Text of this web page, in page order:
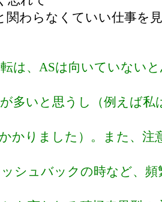
関わらなくていい仕事を
は、ASは向いていない
多いと思うし（例えば私
かりました）。また、注
シュバックの時など、頻